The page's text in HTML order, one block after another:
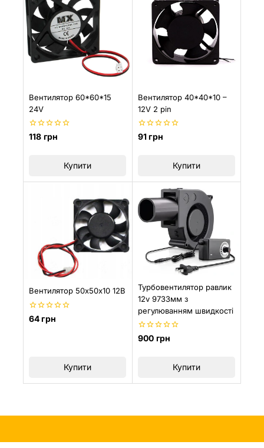
Вентилятор 60*60*15
24V
0
118 грн
Купити
Вентилятор 40*40*10 –
12V 2 pin
0
91грн
Купити
Вентилятор 50х50х10 12В
0
64грн
Купити
Турбовентилятор равлик
12v 9733мм з
регулюванням швидкості
0
900 грн
Купити